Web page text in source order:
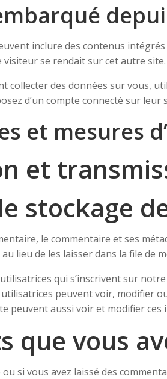
inclure des contenus
visiteur se rendait sur cet autre site.
collecter des données sur vous,
d’un compte connecté sur leur
et mesures
et
stockage
le commentaire et ses
lieu de les laisser dans la file de
qui s’inscrivent sur
peuvent voir, modifier
peuvent aussi voir et modifier ces
que vous
ou si vous avez laissé des